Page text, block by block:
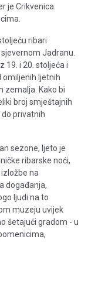
je Crikvenica
ribari
Jadranu.
19. i 20. stoljeća i
omiljenih ljetnih
zemalja. Kako bi
broj smještajnih
privatnih
sezone, ljeto je
ribarske noći,
na
događanja,
ljudi na to
muzeju uvijek
šetajući gradom - u